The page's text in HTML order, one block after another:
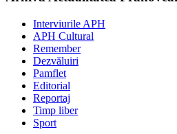
Interviurile APH
APH Cultural
Remember
Dezvăluiri
Pamflet
Editorial
Reportaj
Timp liber
Sport